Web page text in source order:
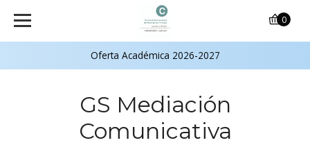
Oferta Académica 2026-2027
0
GS Mediación
Comunicativa